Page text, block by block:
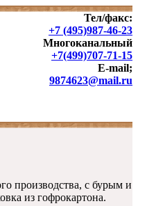
Тел/факс:
+7 (495)987-46-23
Многоканальный
+7(499)707-71-15
E-mail;
9874623@mail.ru
производства, с бурым и
из гофрокартона.